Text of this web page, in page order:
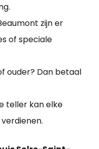
zijn er
of speciale
ouder? Dan betaal
teller kan elke